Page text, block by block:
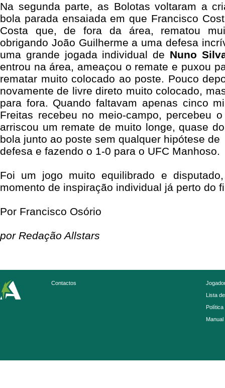
Na segunda parte, as Bolotas voltaram a
bola parada ensaiada em que Francisco
Costa que, de fora da área, rematou
obrigando João Guilherme a uma defesa
uma grande jogada individual de Nuno
entrou na área, ameaçou o remate e puxou
rematar muito colocado ao poste. Pouco
novamente de livre direto muito colocado,
para fora. Quando faltavam apenas cinco
Freitas recebeu no meio-campo, percebeu
arriscou um remate de muito longe, quase
bola junto ao poste sem qualquer hipótese de
defesa e fazendo o 1-0 para o UFC Manhoso.
Foi um jogo muito equilibrado e
momento de inspiração individual já perto do
Por Francisco Osório
por Redação Allstars
Contactos
Lista
Política